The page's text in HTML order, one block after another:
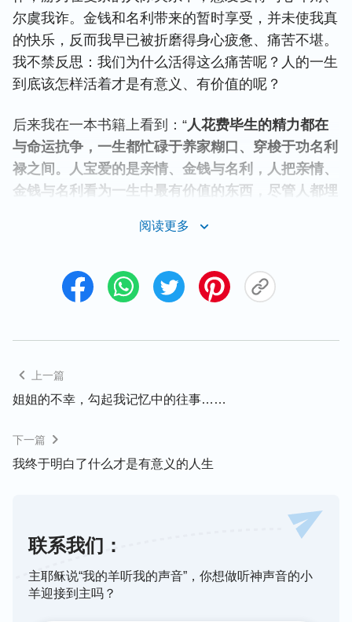
尔虞我诈。金钱和名利带来的暂时享受，并未使我真
的快乐，反而我早已被折磨得身心疲惫、痛苦不堪。
我不禁反思：我们为什么活得这么痛苦呢？人的一生
到底该怎样活着才是有意义、有价值的呢？
后来我在一本书籍上看到：“人花费毕生的精力都在
与命运抗争，一生都忙碌于养家糊口、穿梭于功名利
禄之间。人宝爱的是亲情、金钱与名利，人把亲情、
金钱与名利看为一生中最有价值的东西，尽管人都埋
活着，人活着的价值与意义’这些人最该明白与探求
波，直到人的青春不再，直到两鬓斑白，直到容颜老
去，直到人意识到名利不能阻挡人衰老的步伐，金钱
老病死的规律，直到明白谁都不能摆脱命运的安排。
……而当人即将撒手离去的时候，人才知道人倾其一
生都在追求的东西原来都是过眼云烟，没有一样能抓
得住，没有一样能带得走，没有一样能让人免去死
亡，也没有一样能成为一个孤独灵魂归途中的安慰或
伴侣，更没有一样东西能拯救人超脱死亡。人在物质
所以，在茫茫人海中挣扎，渴求得到安息、得到安
慰、得到心灵的宁静的人被一层又一层的浪涛席卷
处去等等这些人最该明白的问题的时候，人便被名利
阅读更多
上一篇
姐姐的不幸，勾起我记忆中的往事……
下一篇
我终于明白了什么才是有意义的人生
联系我们：
主耶稣说“我的羊听我的声音”，你想做听神声音的小
羊迎接到主吗？